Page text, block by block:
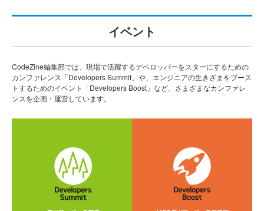
イベント
CodeZine編集部では、現場で活躍するデベロッパーをスターにするための
カンファレンス「Developers Summit」や、エンジニアの生きざまをブース
トするためのイベント「Developers Boost」など、さまざまなカンファレ
ンスを企画・運営しています。